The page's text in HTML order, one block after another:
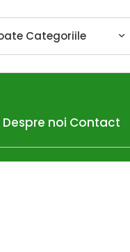
Despre noi Contact